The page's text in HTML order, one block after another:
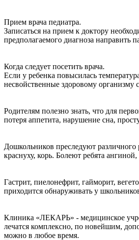
Прием врача педиатра.
Записаться на прием к доктору
предполагаемого диагноза
Когда следует посетить врача.
Если у ребенка повысилась
несвойственные здоровому организму
Родителям полезно знать, что для
потеря аппетита, нарушение сна,
Дошкольников преследуют
краснуху, корь. Болеют ребята
Гастрит, пиелонефрит, гайморит,
приходится обнаруживать у
Клиника «ЛЕКАРЬ» - медицинское
лечатся комплексно, по новейшим,
можно в любое время.